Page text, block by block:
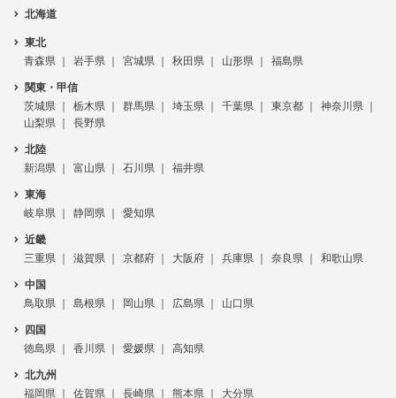
北海道
東北
青森県
岩手県 宮城県 秋田県 山形県 福島県
関東・甲信
茨城県
栃木県 群馬県 埼玉県 千葉県 東京都
神奈川県
山梨県
長野県
北陸
新潟県
富山県 石川県 福井県
東海
岐阜県
静岡県 愛知県
近畿
三重県
滋賀県 京都府 大阪府 兵庫県 奈良県 和歌山県
中国
鳥取県
島根県 岡山県 広島県 山口県
四国
徳島県
香川県 愛媛県 高知県
北九州
福岡県
佐賀県 長崎県 熊本県 大分県